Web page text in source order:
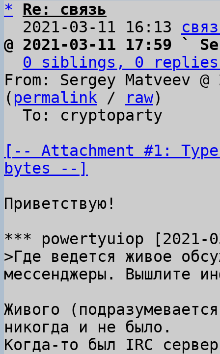
*
Re: связь
  2021-03-11 16:13
@ 2021-03-11 17:59 `
0 siblings, 0 replies;
From: Sergey Matveev
( permalink / raw)
[-- Attachment #1:
bytes --]
Приветствую!
>Где ведется живое
Живого
никогда и не было.
Когда-то был IRC